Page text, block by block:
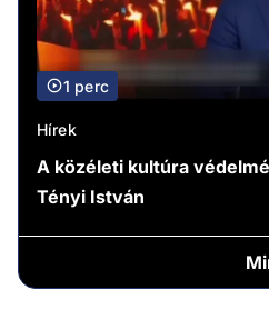
1 perc
Hírek
A közéleti kultúra
Tényi István